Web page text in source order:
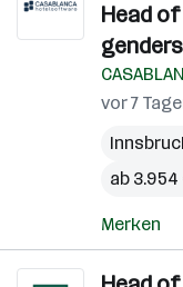
Head
genders
vor 7
ab
Merken